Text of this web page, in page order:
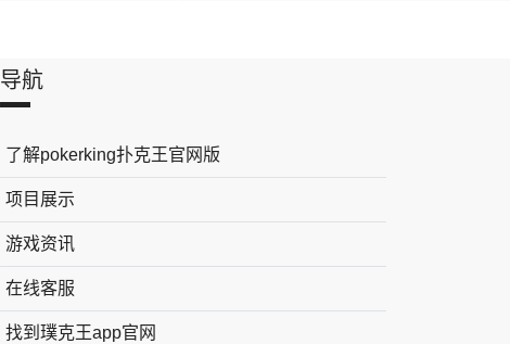
导航
了解pokerking扑克王官网版
项目展示
游戏资讯
在线客服
找到璞克王app官网